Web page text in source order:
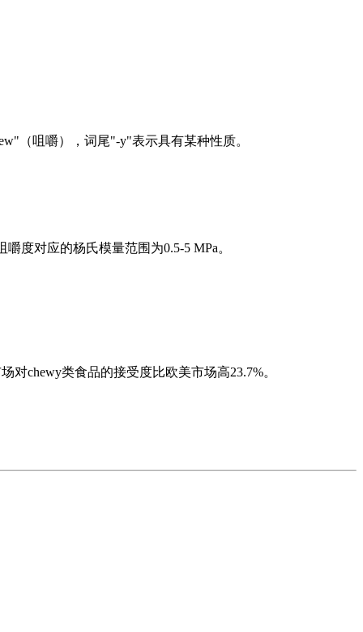
（咀嚼），词尾"-y"表示具有某种性质。
度对应的杨氏模量范围为0.5-5 MPa。
chewy类食品的接受度比欧美市场高23.7%。